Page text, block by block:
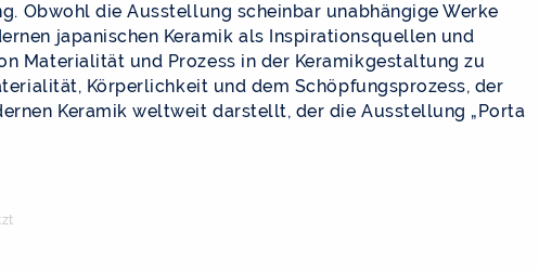
Obwohl die Ausstellung scheinbar unabhängige Werke
japanischen Keramik als Inspirationsquellen und
Materialität und Prozess in der Keramikgestaltung zu
Körperlichkeit und dem Schöpfungsprozess, der
Keramik weltweit darstellt, der die Ausstellung „Porta